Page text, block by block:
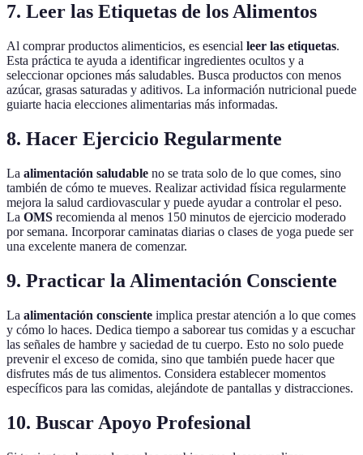
7. Leer las Etiquetas de los Alimentos
Al comprar productos alimenticios, es esencial leer las etiquetas.
Esta práctica te ayuda a identificar ingredientes ocultos y a
seleccionar opciones más saludables. Busca productos con menos
azúcar, grasas saturadas y aditivos. La información nutricional puede
guiarte hacia elecciones alimentarias más informadas.
8. Hacer Ejercicio Regularmente
La alimentación saludable no se trata solo de lo que comes, sino
también de cómo te mueves. Realizar actividad física regularmente
mejora la salud cardiovascular y puede ayudar a controlar el peso.
La OMS recomienda al menos 150 minutos de ejercicio moderado
por semana. Incorporar caminatas diarias o clases de yoga puede ser
una excelente manera de comenzar.
9. Practicar la Alimentación Consciente
La alimentación consciente implica prestar atención a lo que comes
y cómo lo haces. Dedica tiempo a saborear tus comidas y a escuchar
las señales de hambre y saciedad de tu cuerpo. Esto no solo puede
prevenir el exceso de comida, sino que también puede hacer que
disfrutes más de tus alimentos. Considera establecer momentos
específicos para las comidas, alejándote de pantallas y distracciones.
10. Buscar Apoyo Profesional